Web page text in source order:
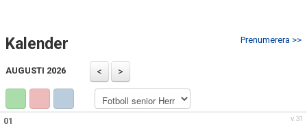
KONTAKT
Prenumerera >>
Kalender
AUGUSTI 2026
v.31
01